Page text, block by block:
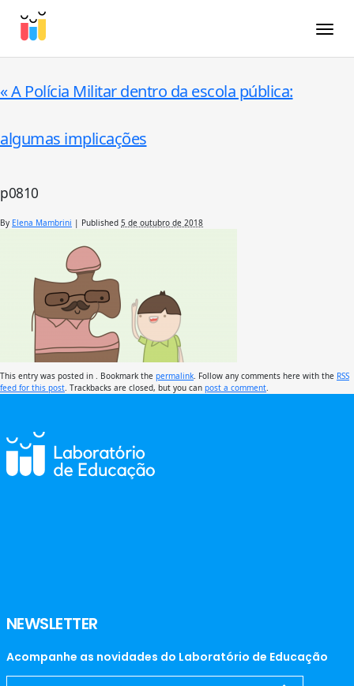
«A Polícia Militar dentro da escola pública:
algumas implicações
p0810
By Elena Mambrini | Published 5 de outubro de 2018
This entry was posted in . Bookmark the permalink . Follow any comments here with the RSS
feed for this post . Trackbacks are closed, but you can post a comment
NEWSLETTER
Acompanhe as novidades do Laboratório de Educação